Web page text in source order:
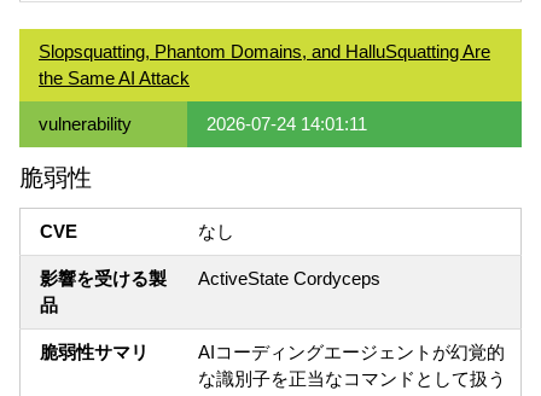
Slopsquatting, Phantom Domains, and HalluSquatting Are
the Same AI Attack
vulnerability 2026-07-24 14:01:11
脆弱性
CVE なし
影響を受ける製
品
ActiveState Cordyceps
脆弱性サマリ
AIコーディングエージェントが幻覚的
な識別子を正当なコマンドとして扱う